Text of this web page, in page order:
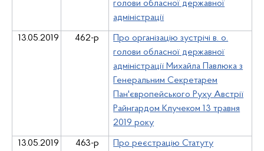
голови обласної державної
адміністрації
13.05.2019 462-р
Про організацію зустрічі в. о.
голови обласної державної
адміністрації Михайла Павлюка з
Генеральним Секретарем
Пан'європейського Руху Австрії
Райнгардом Клучеком 13 травня
2019 року
13.05.2019 463-р
Про реєстрацію Статуту